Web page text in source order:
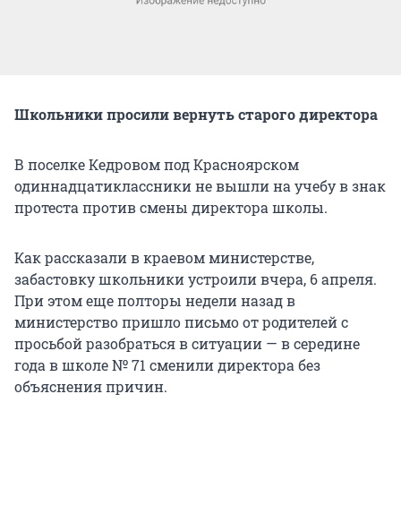
Школьники просили вернуть старого директора
В поселке Кедровом под Красноярском
одиннадцатиклассники не вышли на учебу в знак
протеста против смены директора школы.
Как рассказали в краевом министерстве,
забастовку школьники устроили вчера, 6 апреля.
При этом еще полторы недели назад в
министерство пришло письмо от родителей с
просьбой разобраться в ситуации — в середине
года в школе № 71 сменили директора без
объяснения причин.